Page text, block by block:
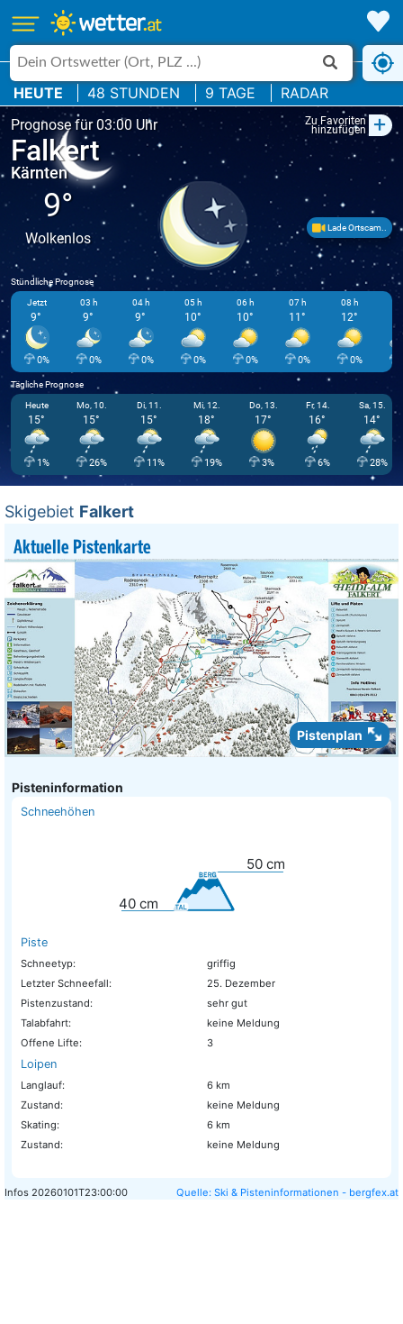
HEUTE 48 STUNDEN 9 TAGE RADAR
Prognose für 03:00 Uhr Zu Favoriten
hinzufügen +
Falkert
Kärnten
9°
Wolkenlos
Lade Ortscam..
Stündliche Prognose
Jetzt
9°
0%
03 h
9°
0%
04 h
9°
0%
05 h
10°
0%
06 h
10°
0%
07 h
11°
0%
08 h
12°
0%
Tägliche Prognose
Heute
15°
1%
Mo, 10.
15°
26%
Di, 11.
15°
11%
Mi, 12.
18°
19%
Do, 13.
17°
3%
Fr, 14.
16°
6%
Sa, 15.
14°
28%
Skigebiet Falkert
Aktuelle Pistenkarte
Pistenplan
Pisteninformation
Schneehöhen
40 cm
50 cm
Piste
Schneetyp:
griffig
Letzter Schneefall:
25. Dezember
Pistenzustand:
sehr gut
Talabfahrt:
keine Meldung
Offene Lifte:
3
Loipen
Langlauf:
6 km
Zustand:
keine Meldung
Skating:
6 km
Zustand:
keine Meldung
Infos 20260101T23:00:00 Quelle: Ski & Pisteninformationen - bergfex.at